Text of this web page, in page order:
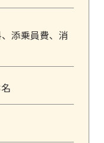
添乗員費、消